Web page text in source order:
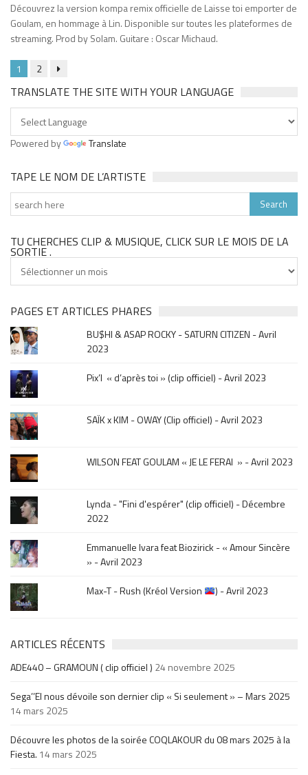
Découvrez la version kompa remix officielle de Laisse toi emporter de
Goulam, en hommage à Lin. Disponible sur toutes les plateformes de
streaming. Prod by Solam. Guitare : Oscar Michaud.
1 2
TRANSLATE THE SITE WITH YOUR LANGUAGE
Powered by Translate
TAPE LE NOM DE L’ARTISTE
TU CHERCHES CLIP & MUSIQUE, CLICK SUR LE MOIS DE LA
SORTIE .
cherches
&
musique,
click
sur
le
mois
de
la
sortie
PAGES ET ARTICLES PHARES
BU$HI & ASAP ROCKY - SATURN CITIZEN - Avril
2023
Pix’l « d’après toi » (clip officiel) - Avril 2023
SAÏK x KIM - OWAY (Clip officiel) - Avril 2023
WILSON FEAT GOULAM « JE LE FERAI » - Avril 2023
Lynda - "Fini d'espérer" (clip officiel) - Décembre
2022
Emmanuelle Ivara feat Biozirick - « Amour Sincère
» - Avril 2023
Max-T - Rush (Kréol Version
) - Avril 2023
ARTICLES RÉCENTS
ADE440 – GRAMOUN ( clip officiel ) 24 novembre 2025
Sega’’El nous dévoile son dernier clip « Si seulement » – Mars 2025
14 mars 2025
Découvre les photos de la soirée COQLAKOUR du 08 mars 2025 à la
Fiesta. 14 mars 2025